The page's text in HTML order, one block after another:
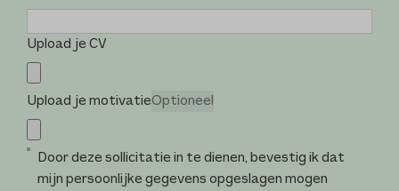
Upload je CV
Upload je motivatieOptioneel
Door deze sollicitatie in te dienen, bevestig ik dat
mijn persoonlijke gegevens opgeslagen mogen